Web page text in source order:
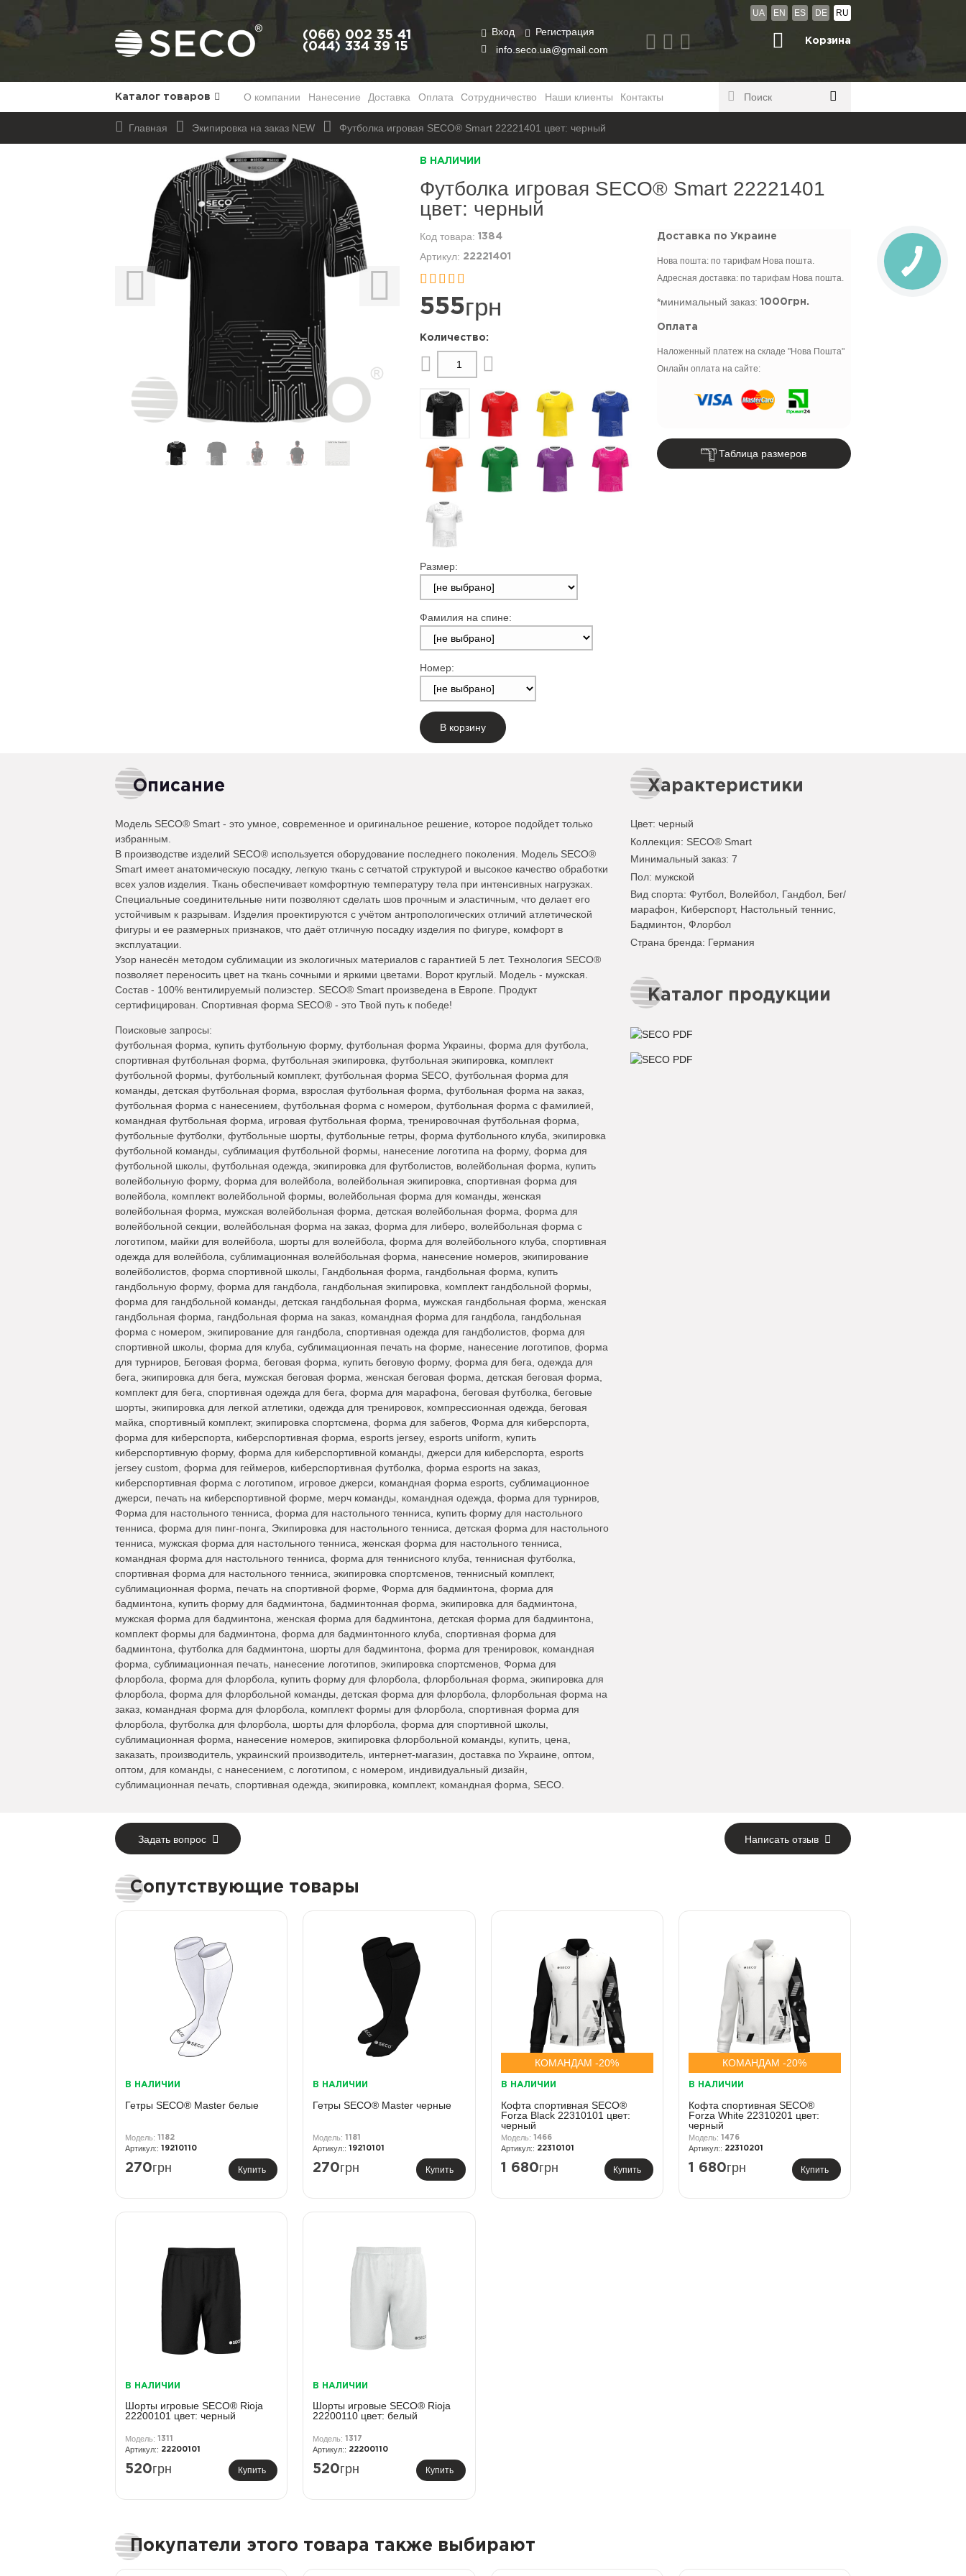
(066) 002 35 41
(044) 334 39 15
обратный звонок
Вход
Регистрация
info.seco.ua@gmail.com
UA EN ES DE RU
Корзина
Каталог товаров О компании Нанесение Доставка Оплата Сотрудничество Наши клиенты Контакты
Главная Экипировка на заказ NEW Футболка игровая SECO® Smart 22221401 цвет: черный
В НАЛИЧИИ
Футболка игровая SECO® Smart 22221401
цвет: черный
1384
22221401


555грн
Размер:
Фамилия на спине:
Номер:
В корзину
Доставка по Украине
Нова пошта: по тарифам Нова пошта.
Адресная доставка: по тарифам Нова пошта.
*минимальный заказ: 1000грн.
Оплата
Наложенный платеж на складе "Нова Пошта"
Онлайн оплата на сайте:
Таблица размеров
Описание
Модель SECO® Smart - это умное, современное и оригинальное решение, которое подойдет только
избранным.
В производстве изделий SECO® используется оборудование последнего поколения. Модель SECO®
Smart имеет анатомическую посадку, легкую ткань с сетчатой структурой и высокое качество обработки
всех узлов изделия. Ткань обеспечивает комфортную температуру тела при интенсивных нагрузках.
Специальные соединительные нити позволяют сделать шов прочным и эластичным, что делает его
устойчивым к разрывам. Изделия проектируются с учётом антропологических отличий атлетической
фигуры и ее размерных признаков, что даёт отличную посадку изделия по фигуре, комфорт в
эксплуатации.
Узор нанесён методом сублимации из экологичных материалов с гарантией 5 лет. Технология SECO®
позволяет переносить цвет на ткань сочными и яркими цветами. Ворот круглый. Модель - мужская.
Состав - 100% вентилируемый полиэстер. SECO® Smart произведена в Европе. Продукт
сертифицирован. Спортивная форма SECO® - это Твой путь к победе!
Поисковые запросы:
футбольная форма, купить футбольную форму, футбольная форма Украины, форма для футбола,
спортивная футбольная форма, футбольная экипировка, футбольная экипировка, комплект
футбольной формы, футбольный комплект, футбольная форма SECO, футбольная форма для
команды, детская футбольная форма, взрослая футбольная форма, футбольная форма на заказ,
футбольная форма с нанесением, футбольная форма с номером, футбольная форма с фамилией,
командная футбольная форма, игровая футбольная форма, тренировочная футбольная форма,
футбольные футболки, футбольные шорты, футбольные гетры, форма футбольного клуба, экипировка
футбольной команды, сублимация футбольной формы, нанесение логотипа на форму, форма для
футбольной школы, футбольная одежда, экипировка для футболистов, волейбольная форма, купить
волейбольную форму, форма для волейбола, волейбольная экипировка, спортивная форма для
волейбола, комплект волейбольной формы, волейбольная форма для команды, женская
волейбольная форма, мужская волейбольная форма, детская волейбольная форма, форма для
волейбольной секции, волейбольная форма на заказ, форма для либеро, волейбольная форма с
логотипом, майки для волейбола, шорты для волейбола, форма для волейбольного клуба, спортивная
одежда для волейбола, сублимационная волейбольная форма, нанесение номеров, экипирование
волейболистов, форма спортивной школы, Гандбольная форма, гандбольная форма, купить
гандбольную форму, форма для гандбола, гандбольная экипировка, комплект гандбольной формы,
форма для гандбольной команды, детская гандбольная форма, мужская гандбольная форма, женская
гандбольная форма, гандбольная форма на заказ, командная форма для гандбола, гандбольная
форма с номером, экипирование для гандбола, спортивная одежда для гандболистов, форма для
спортивной школы, форма для клуба, сублимационная печать на форме, нанесение логотипов, форма
для турниров, Беговая форма, беговая форма, купить беговую форму, форма для бега, одежда для
бега, экипировка для бега, мужская беговая форма, женская беговая форма, детская беговая форма,
комплект для бега, спортивная одежда для бега, форма для марафона, беговая футболка, беговые
шорты, экипировка для легкой атлетики, одежда для тренировок, компрессионная одежда, беговая
майка, спортивный комплект, экипировка спортсмена, форма для забегов, Форма для киберспорта,
форма для киберспорта, киберспортивная форма, esports jersey, esports uniform, купить
киберспортивную форму, форма для киберспортивной команды, джерси для киберспорта, esports
jersey custom, форма для геймеров, киберспортивная футболка, форма esports на заказ,
киберспортивная форма с логотипом, игровое джерси, командная форма esports, сублимационное
джерси, печать на киберспортивной форме, мерч команды, командная одежда, форма для турниров,
Форма для настольного тенниса, форма для настольного тенниса, купить форму для настольного
тенниса, форма для пинг-понга, Экипировка для настольного тенниса, детская форма для настольного
тенниса, мужская форма для настольного тенниса, женская форма для настольного тенниса,
командная форма для настольного тенниса, форма для теннисного клуба, теннисная футболка,
спортивная форма для настольного тенниса, экипировка спортсменов, теннисный комплект,
сублимационная форма, печать на спортивной форме, Форма для бадминтона, форма для
бадминтона, купить форму для бадминтона, бадминтонная форма, экипировка для бадминтона,
мужская форма для бадминтона, женская форма для бадминтона, детская форма для бадминтона,
комплект формы для бадминтона, форма для бадминтонного клуба, спортивная форма для
бадминтона, футболка для бадминтона, шорты для бадминтона, форма для тренировок, командная
форма, сублимационная печать, нанесение логотипов, экипировка спортсменов, Форма для
флорбола, форма для флорбола, купить форму для флорбола, флорбольная форма, экипировка для
флорбола, форма для флорбольной команды, детская форма для флорбола, флорбольная форма на
заказ, командная форма для флорбола, комплект формы для флорбола, спортивная форма для
флорбола, футболка для флорбола, шорты для флорбола, форма для спортивной школы,
сублимационная форма, нанесение номеров, экипировка флорбольной команды, купить, цена,
заказать, производитель, украинский производитель, интернет-магазин, доставка по Украине, оптом,
оптом, для команды, с нанесением, с логотипом, с номером, индивидуальный дизайн,
сублимационная печать, спортивная одежда, экипировка, комплект, командная форма, SECO.
Характеристики
Цвет: черный
Коллекция: SECO® Smart
Минимальный заказ: 7
Пол: мужской
Вид спорта: Футбол, Волейбол, Гандбол, Бег/
марафон, Киберспорт, Настольный теннис,
Бадминтон, Флорбол
Страна бренда: Германия
Каталог продукции
Задать вопрос Написать отзыв
Сопутствующие товары
В НАЛИЧИИ
Гетры SECO® Master белые
1182
19210110
270грн Купить
В НАЛИЧИИ
Гетры SECO® Master черные
1181
19210101
270грн Купить
КОМАНДАМ -20%
В НАЛИЧИИ
Кофта спортивная SECO®
Forza Black 22310101 цвет:
черный
1466
22310101
1 680грн Купить
КОМАНДАМ -20%
В НАЛИЧИИ
Кофта спортивная SECO®
Forza White 22310201 цвет:
черный
1476
22310201
1 680грн Купить
В НАЛИЧИИ
Шорты игровые SECO® Rioja
22200101 цвет: черный
1311
22200101
520грн Купить
В НАЛИЧИИ
Шорты игровые SECO® Rioja
22200110 цвет: белый
1317
22200110
520грн Купить
Покупатели этого товара также выбирают